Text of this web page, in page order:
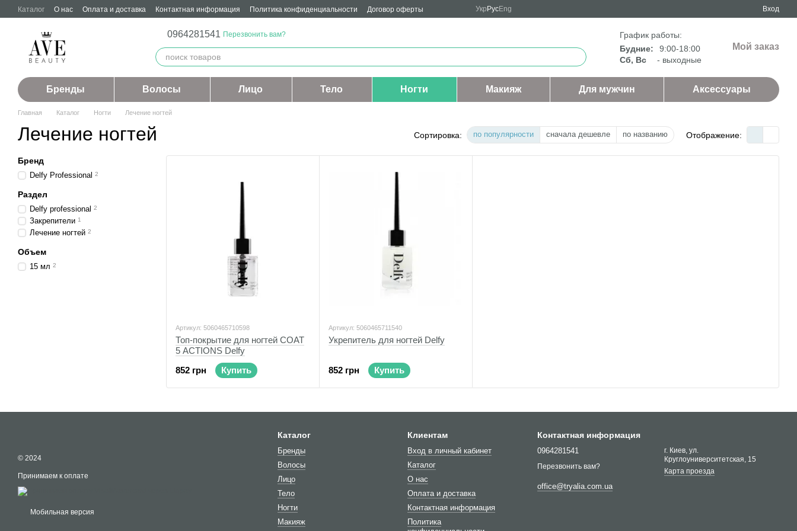
Перейти к основному контенту
Каталог О нас Оплата и доставка Контактная информация Политика конфиденциальности Договор оферты Укр РусEng Вход
0964281541 Перезвонить вам?
График работы:
Будние:
9:00-18:00
Сб, Вс
- выходные
Мой заказ
Бренды Волосы Лицо Тело Ногти Макияж Для мужчин Аксессуары
Главная Каталог Ногти Лечение ногтей
Лечение ногтей Сортировка: по популярности сначала дешевле по названию Отображение:
Артикул: 5060465710598
Топ-покрытие для ногтей COAT
5 ACTIONS Delfy
852 грн
Купить
Артикул: 5060465711540
Укрепитель для ногтей Delfy
852 грн Купить
Бренд
Delfy Professional 2
Раздел
Delfy professional 2
Закрепители 1
Лечение ногтей 2
Объем
15 мл 2
© 2024
Принимаем к оплате
Мобильная версия
Каталог
Бренды
Волосы
Лицо
Тело
Ногти
Макияж
Клиентам
Вход в личный кабинет
Каталог
О нас
Оплата и доставка
Контактная информация
Политика
Контактная информация
0964281541
Перезвонить вам?
office@tryalia.com.ua
г. Киев, ул.
Круглоуниверситетская, 15
Карта проезда